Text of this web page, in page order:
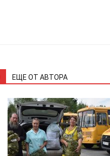
ЕЩЕ ОТ АВТОРА